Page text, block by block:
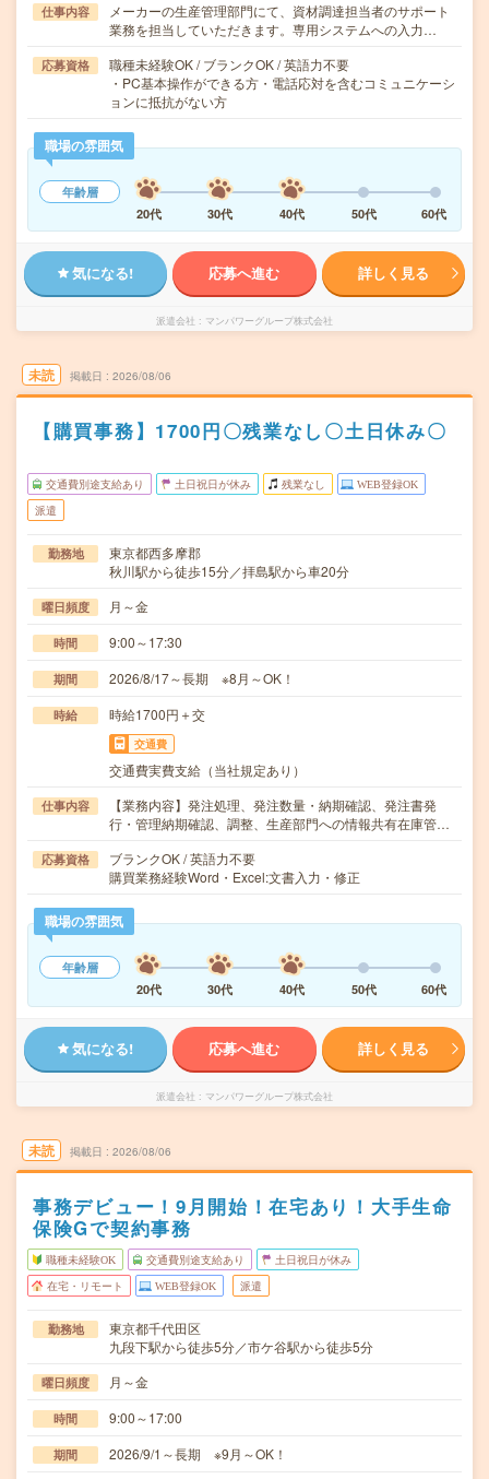
仕事内容
メーカーの生産管理部門にて、資材調達担当者のサポート
業務を担当していただきます。専用システムへの入力…
応募資格
職種未経験OK / ブランクOK / 英語力不要
・PC基本操作ができる方・電話応対を含むコミュニケーシ
ョンに抵抗がない方
職場の雰囲気
年齢層
20代
30代 40代 50代 60代
気になる! 応募へ進む 詳しく見る
派遣会社 マンパワーグループ株式会社
未読 掲載日 2026/08/06
【購買事務】1700円〇残業なし〇土日休み〇
交通費別途支給あり 土日祝日が休み 残業なし WEB登録OK
派遣
勤務地
東京都西多摩郡
秋川駅から徒歩15分／拝島駅から車20分
曜日頻度 月～金
時間 9:00～17:30
期間 2026/8/17～長期 ※8月～OK！
時給 時給1700円＋交
交通費
交通費実費支給（当社規定あり）
仕事内容
【業務内容】発注処理、発注数量・納期確認、発注書発
行・管理納期確認、調整、生産部門への情報共有在庫管…
応募資格
ブランクOK / 英語力不要
購買業務経験Word・Excel:文書入力・修正
職場の雰囲気
年齢層
20代
30代 40代 50代 60代
気になる! 応募へ進む 詳しく見る
派遣会社 マンパワーグループ株式会社
未読 掲載日 2026/08/06
事務デビュー！9月開始！在宅あり！大手生命
保険Gで契約事務
職種未経験OK 交通費別途支給あり 土日祝日が休み
在宅・リモート WEB登録OK 派遣
勤務地
東京都千代田区
九段下駅から徒歩5分／市ケ谷駅から徒歩5分
曜日頻度 月～金
時間 9:00～17:00
期間 2026/9/1～長期 ※9月～OK！